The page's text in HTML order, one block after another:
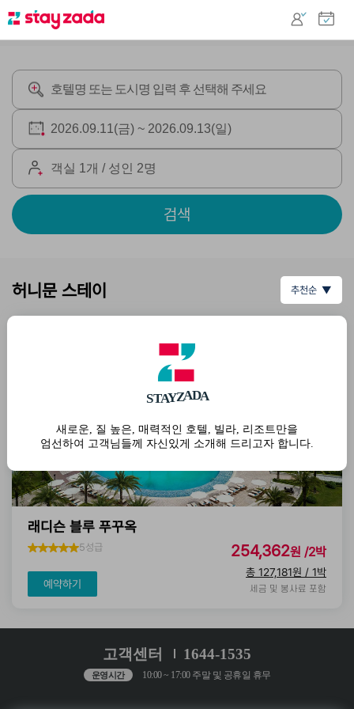
STAYZADA
새로운, 질 높은, 매력적인 호텔, 빌라, 리조트만을
엄선하여 고객님들께 자신있게 소개해 드리고자 합니다.
검색
허니문 스테이 추천순 ▼
래디슨 블루 푸꾸옥
5성급
예약하기
254,362원 /2박
총 127,181원 / 1박
세금 및 봉사료 포함
고객센터 1644-1535
운영시간 10:00 ~ 17:00 주말 및 공휴일 휴무